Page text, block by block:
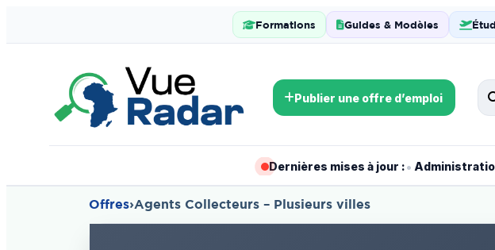
Formations Guides & Modèles
Publier une offre d’emploi
Dernières mises à jour :•
Offres›Agents Collecteurs – Plusieurs villes